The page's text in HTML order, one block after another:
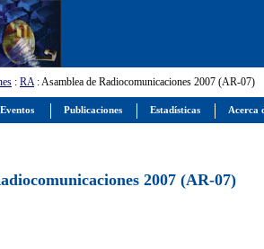
: RA: Asamblea de Radiocomunicaciones 2007 (AR-07)
2007 (AR-07)
Eventos Publicaciones Estadísticas Acerca